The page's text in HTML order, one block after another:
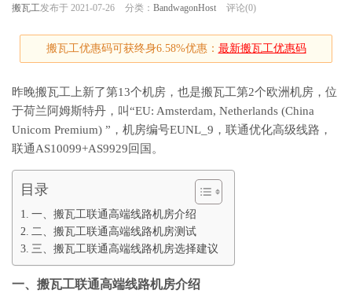
搬瓦工发布于 2021-07-26 分类： BandwagonHost 评论(0)
搬瓦工优惠码可获终身6.58%优惠： 最新搬瓦工优惠码
昨晚搬瓦工上新了第13个机房，也是搬瓦工第2个欧洲机房，位
于荷兰阿姆斯特丹，叫“EU: Amsterdam, Netherlands (China
Unicom Premium) ”，机房编号EUNL_9，联通优化高级线路，
联通AS10099+AS9929回国。
目录
一、搬瓦工联通高端线路机房介绍
二、搬瓦工联通高端线路机房测试
三、搬瓦工联通高端线路机房选择建议
一、搬瓦工联通高端线路机房介绍